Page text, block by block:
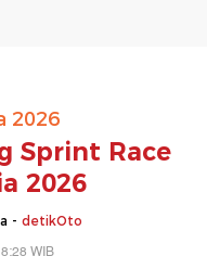
2026
Sprint Race
2026
- detikOto
WIB